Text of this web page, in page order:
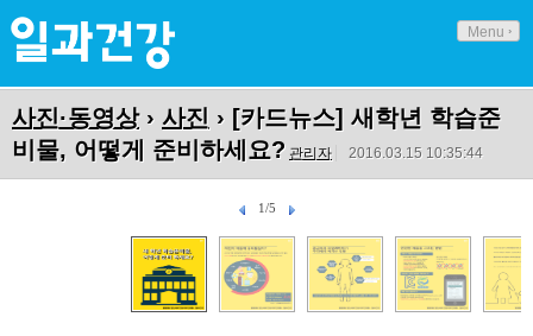
Menu
사진·동영상› 사진 › [카드뉴스] 새학년 학습준
비물, 어떻게 준비하세요? 관리자 2016.03.15 10:35:44
1/5